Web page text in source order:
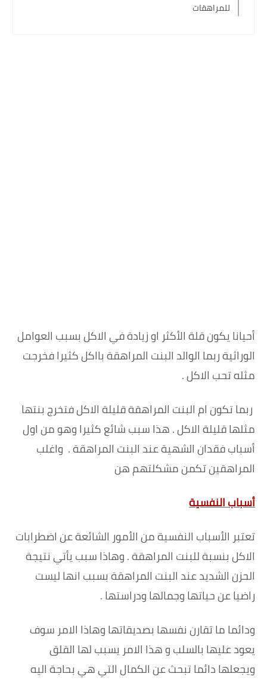
للمراهقات
أحيانا يكون قلة الأكثر او زيادة في الاكل بسبب العوامل
الوراثية ربما الوالد البنت المراهقة بااكل كثيرا فخرجت
مثله تحب الاكل .
ربما تكون ام البنت المراهقة قليلة الاكل فتخرج بنتها
مثلها قليلة الاكل . هذا سبب شائع كثيرا وهو من اول
أسباب فقدان الشهية عند البنت المراهقة . واغلب
المراهقين تكمن مشكلتهم هن
أسباب النفسية
تعتبر الأسباب النفسية من الأمور الشائعة عن اضطرابات
الاكل بنسبة للبنت المراهقة . وهاذا سبب يأتي نتيجة
الحزن الشديد عند البنت المراهقة بسبب انها ليست
راضيا عن حياتها وجمالها ودراستها .
ودائما ما تقارن نفسها بصديقاتها وهاذا الامر سوف
يعود عليها بالسلب و هذا الامر يسبب لها القلق
ويجعلها دائما تبحث عن الكمال التي هي بحاجة اليه